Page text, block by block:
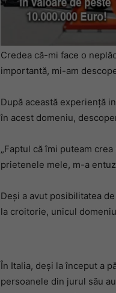
Credea că-mi face o
importantă, mi-am
După această experiență
în acest domeniu,
„Faptul că îmi puteam
prietenele mele, m-a
Deși a avut posibilitatea
la croitorie, unicul
În Italia, deși la început a
persoanele din jurul său